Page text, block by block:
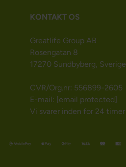
KONTAKT OS
Greatlife Group AB
Rosengatan 8
17270 Sundbyberg, Sverige
CVR/Org.nr: 556899-2605
E-mail: [email protected]
Vi svarer inden for 24 timer